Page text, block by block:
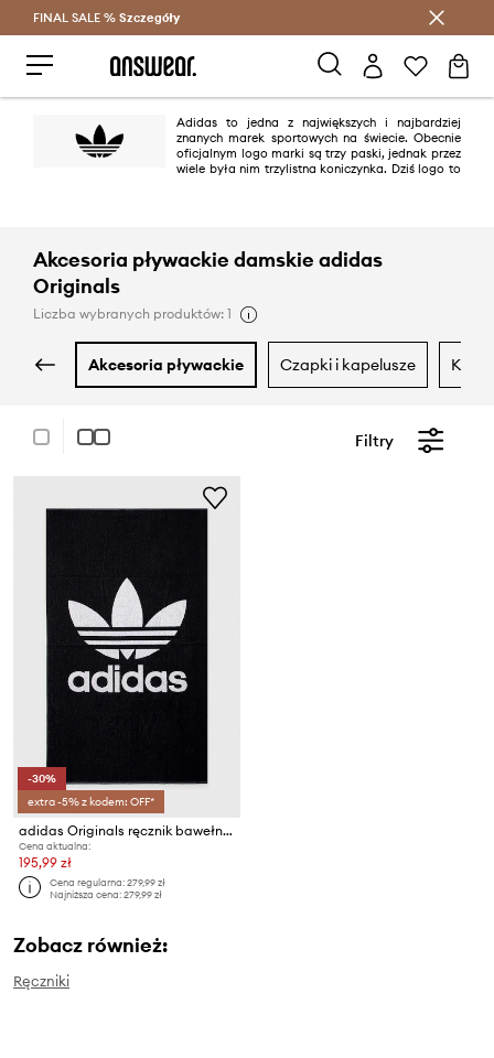
Oszczędzaj z Answear Club >
FINAL SALE % Szczegóły
Adidas to jedna z największych i najbardziej
znanych marek sportowych na świecie. Obecnie
oficjalnym logo marki są trzy paski, jednak przez
wiele była nim trzylistna koniczynka. Dziś logo to
Akcesoria pływackie damskie adidas
Originals
Liczba wybranych produktów: 1
akcesoria pływackie czapki i kapelusze
Filtry
-30%
extra -5% z kodem: OFF*
adidas Originals ręcznik bawełniany
Cena aktualna:
195,99 zł
Cena regularna:279,99 zł
Najniższa cena:279,99 zł
Zobacz również:
Ręczniki